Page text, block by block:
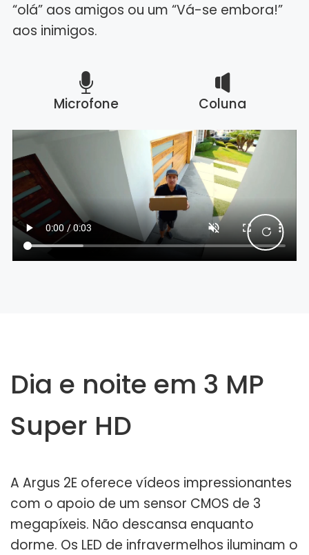
“olá” aos amigos ou um “Vá-se embora!”
aos inimigos.
Microfone Coluna
Dia e noite em 3 MP
Super HD
A Argus 2E oferece vídeos impressionantes
com o apoio de um sensor CMOS de 3
megapíxeis. Não descansa enquanto
dorme. Os LED de infravermelhos iluminam o